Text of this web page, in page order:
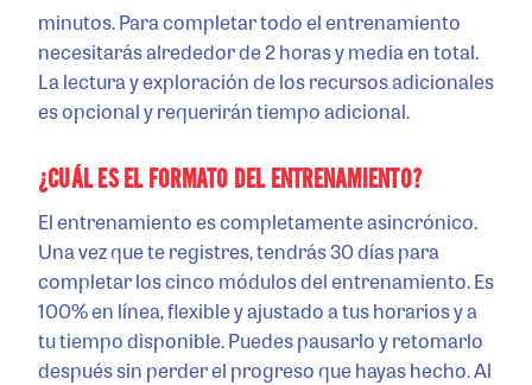
minutos. Para completar todo el entrenamiento
necesitarás alrededor de 2 horas y media en total.
La lectura y exploración de los recursos adicionales
es opcional y requerirán tiempo adicional.
¿CUÁL ES EL FORMATO DEL ENTRENAMIENTO?
El entrenamiento es completamente asincrónico.
Una vez que te registres, tendrás 30 días para
completar los cinco módulos del entrenamiento. Es
100% en línea, flexible y ajustado a tus horarios y a
tu tiempo disponible. Puedes pausarlo y retomarlo
después sin perder el progreso que hayas hecho. Al